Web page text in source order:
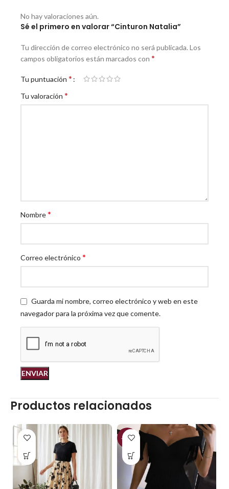
No hay valoraciones aún.
Sé el primero en valorar “Cinturon Natalia”
Tu dirección de correo electrónico no será publicada. Los
campos obligatorios están marcados con *
Tu puntuación *
Tu valoración *
Nombre*
Correo electrónico *
Guarda mi nombre, correo electrónico y web en este
navegador para la próxima vez que comente.
Productos relacionados
-23%